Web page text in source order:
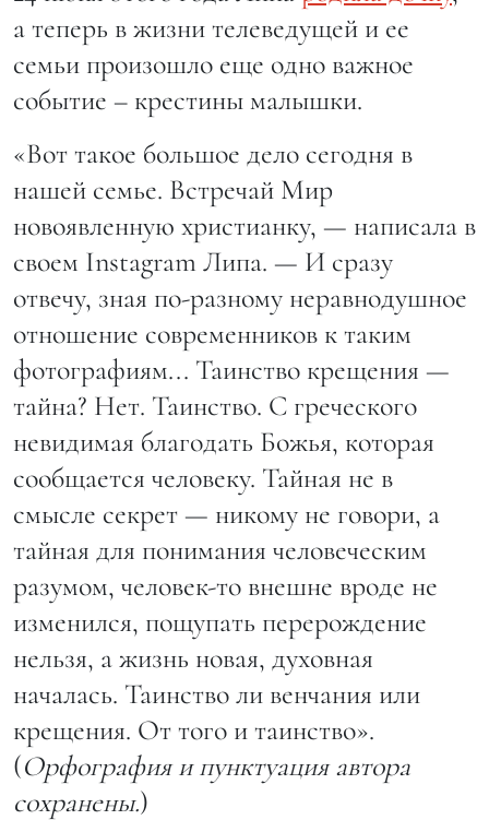
а теперь в жизни телеведущей и ее
семьи произошло еще одно важное
событие – крестины малышки.
«Вот такое большое дело сегодня в
нашей семье. Встречай Мир
новоявленную христианку, — написала в
своем Instagram Липа. — И сразу
отвечу, зная по-разному неравнодушное
отношение современников к таким
фотографиям... Таинство крещения —
тайна? Нет. Таинство. С греческого
невидимая благодать Божья, которая
сообщается человеку. Тайная не в
смысле секрет — никому не говори, а
тайная для понимания человеческим
разумом, человек-то внешне вроде не
изменился, пощупать перерождение
нельзя, а жизнь новая, духовная
началась. Таинство ли венчания или
крещения. От того и таинство».
(Орфография и пунктуация автора
сохранены.)